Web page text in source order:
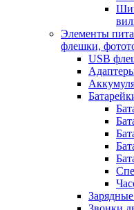
Элементы
флешки,
USB